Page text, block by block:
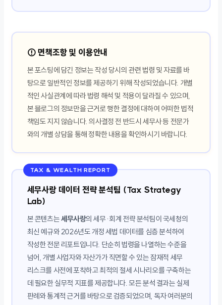
⚠️ 면책조항 및 이용안내
본 포스팅에 담긴 정보는 작성 당시의 관련 법령 및 자료를 바
탕으로 일반적인 정보를 제공하기 위해 작성되었습니다. 개별
적인 사실관계에 따라 법령 해석 및 적용이 달라질 수 있으며,
본 블로그의 정보만을 근거로 행한 결정에 대하여 어떠한 법적
책임도 지지 않습니다. 의사결정 전 반드시 세무사 등 전문가
와의 개별 상담을 통해 정확한 내용을 확인하시기 바랍니다.
TAX & WEALTH REPORT
세무사랑 데이터 전략 분석팀 (Tax Strategy
Lab)
본 콘텐츠는세무사랑의 세무·회계 전략 분석팀이 국세청의
최신 예규와 2026년도 개정 세법 데이터를 심층 분석하여
작성한 전문 리포트입니다. 단순히 법령을 나열하는 수준을
넘어, 개별 사업자와 자산가가 직면할 수 있는 잠재적 세무
리스크를 사전에 포착하고 최적의 절세 시나리오를 구축하는
데 필요한 실무적 지표를 제공합니다. 모든 분석 결과는 실제
판례와 통계적 근거를 바탕으로 검증되었으며, 독자 여러분의